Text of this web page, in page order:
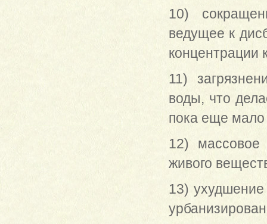
10)
ведущее к
концентрации
11)
воды, что
пока еще мало
12) массовое
живого
13)